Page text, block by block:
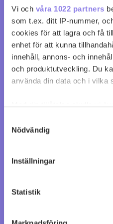
Vi och våra 1022 partners
som t.ex. ditt IP-nummer,
cookies för att lagra och få
enhet för att kunna
innehåll, annons- och
och produktutveckling. Du
använda din data och i vilka
Med din tillåtelse skulle vi
som kan ha en
Ta reda på mer om hur dina
Du kan ändra eller dra
Nödvändig
Inställningar
Statistik